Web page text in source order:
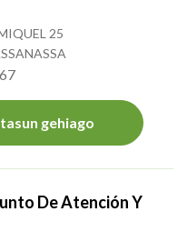
25
gehiago
De Atención Y